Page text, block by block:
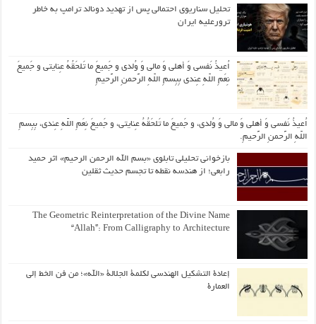
تحلیل سناریوی احتمالی پس از تهدید دونالد ترامپ به خاطر
ترورعلیه ایران
اُعیذُ نَفسی وَ أهلی وَ مالی وَ وُلدی و جَمیعَ ما تَلحَقُهُ عِنایتی و جَمیعَ
نِعَمِ اللّهِ عِندی بِبِسمِ اللّهِ الرَّحمنِ الرَّحیمِ
اُعیذُ نَفسی وَ أهلی وَ مالی وَ وُلدی، و جَمیعَ ما تَلحَقُهُ عِنایتی، و جَمیعَ نِعَمِ اللّهِ عِندی، بِبِسمِ
اللّهِ الرَّحمنِ الرَّحیمِ.
بازخوانی تحلیلی تابلوی «بسم الله الرحمن الرحیم» اثر حمید
رابعی؛ از هندسه نقطه تا تجسم حدیث ثقلین
The Geometric Reinterpretation of the Divine Name
“Allah”: From Calligraphy to Architecture
إعادة التشكيل الهندسي لكلمة الجلالة «الله»؛ من فن الخط إلى
العمارة